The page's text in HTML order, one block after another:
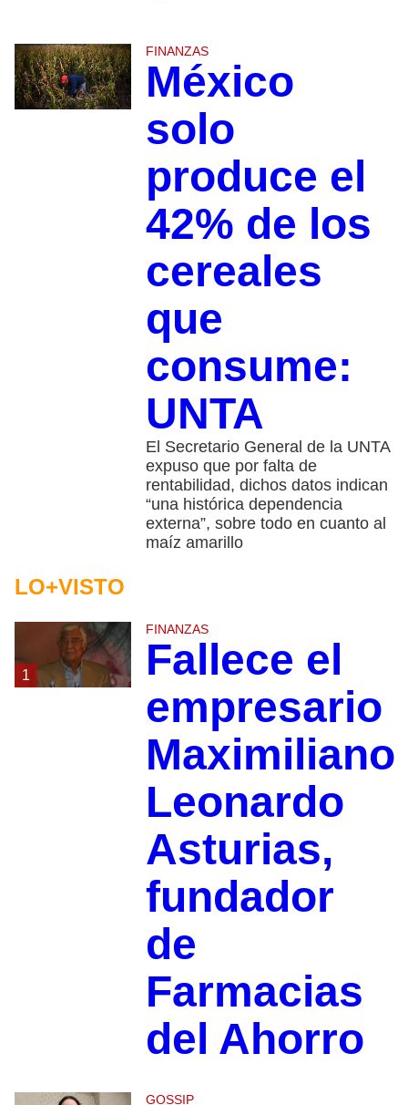
FINANZAS
México
solo
produce el
42% de los
cereales
que
consume:
UNTA
El Secretario General de la UNTA
expuso que por falta de
rentabilidad, dichos datos indican
“una histórica dependencia
externa”, sobre todo en cuanto al
maíz amarillo
LO+VISTO
1
FINANZAS
Fallece el
empresario
Maximiliano
Leonardo
Asturias,
fundador
de
Farmacias
del Ahorro
GOSSIP